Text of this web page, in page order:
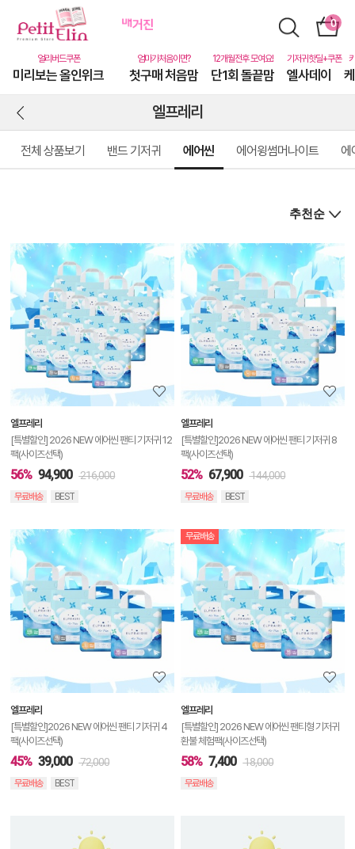
미리보는 올인위크 첫구매 처음맘 단1회 돌끝맘 엘사데이
엘프레리
전체 상품보기 밴드 기저귀 에어씬 에어윙썸머나이트 에
상
품
상
세
보
기
엘프레리
[특별할인] 2026 NEW 에어씬 팬티 기저귀 12
팩(사이즈선택)
56% 94,900 216,000
무료배송 BEST
엘프레리
[특별할인]2026 NEW 에어씬 팬티 기저귀 8
팩(사이즈선택)
52% 67,900 144,000
무료배송 BEST
상
품
상
세
기
엘프레리
[특별할인]2026 NEW 에어씬 팬티 기저귀 4
팩(사이즈선택)
45% 39,000 72,000
무료배송 BEST
무료배송
엘프레리
[특별할인] 2026 NEW 에어씬 팬티형 기저귀
환불 체험팩(사이즈선택)
58% 7,400 18,000
무료배송